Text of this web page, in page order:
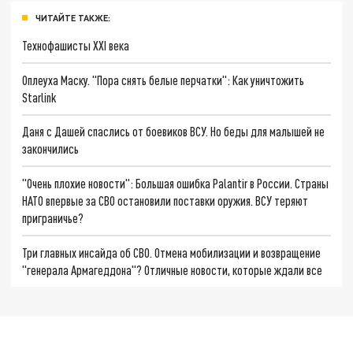
ЧИТАЙТЕ ТАКЖЕ:
Технофашисты XXI века
Оплеуха Маску. "Пора снять белые перчатки": Как уничтожить
Starlink
Даня с Дашей спаслись от боевиков ВСУ. Но беды для малышей не
закончились
"Очень плохие новости": Большая ошибка Palantir в России. Страны
НАТО впервые за СВО остановили поставки оружия. ВСУ теряют
приграничье?
Три главных инсайда об СВО. Отмена мобилизации и возвращение
"генерала Армагеддона"? Отличные новости, которые ждали все